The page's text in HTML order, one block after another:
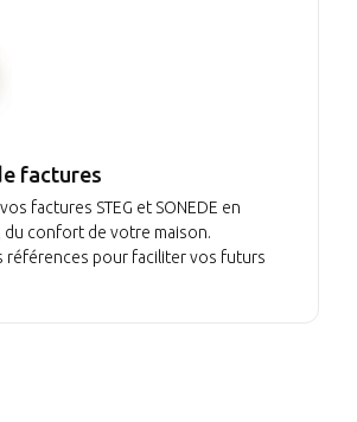
factures
factures STEG et SONEDE en
du confort de votre maison.
références pour faciliter vos futurs